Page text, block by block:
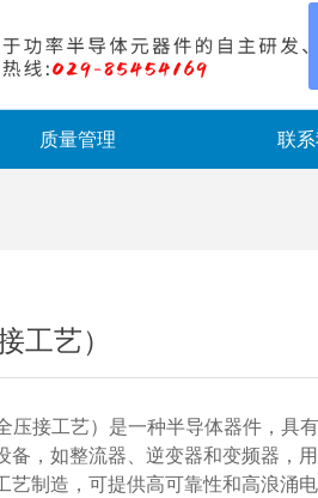
质量管理 联
工艺）
压接工艺）是一种半导体器件，具
备，如整流器、逆变器和变频器，
艺制造，可提供高可靠性和高浪涌